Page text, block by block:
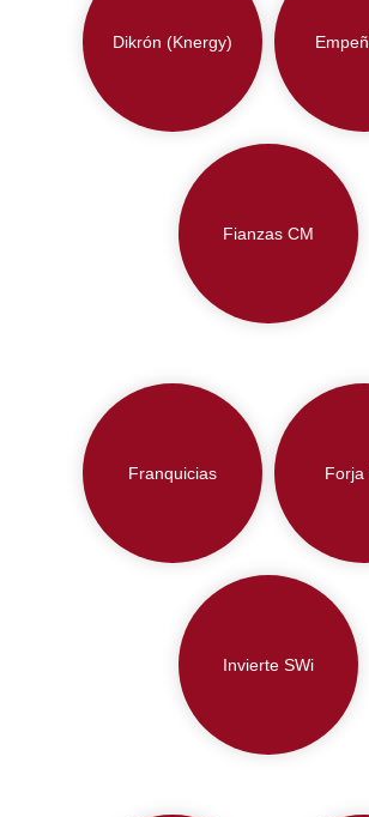
Dikrón (Knergy)
Fianzas CM
Franquicias Forja
Invierte SWi